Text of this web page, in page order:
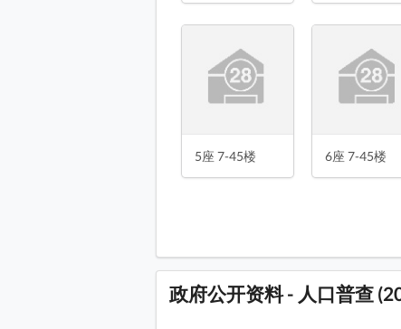
7座 7-45楼 平面图
8座 7-45楼 平面图
5座 7-45楼 6座 7-45楼
政府公开资料 - 人口普查